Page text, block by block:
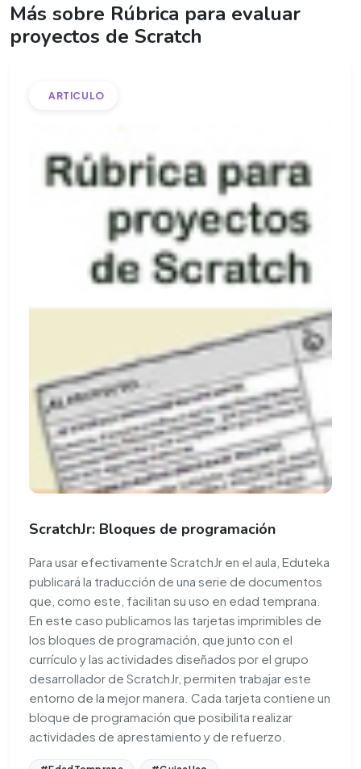
Más sobre Rúbrica para evaluar
proyectos de Scratch
ARTICULO
ScratchJr: Bloques de programación
Para usar efectivamente ScratchJr en el aula, Eduteka
publicará la traducción de una serie de documentos
que, como este, facilitan su uso en edad temprana.
En este caso publicamos las tarjetas imprimibles de
los bloques de programación, que junto con el
currículo y las actividades diseñados por el grupo
desarrollador de ScratchJr, permiten trabajar este
entorno de la mejor manera. Cada tarjeta contiene un
bloque de programación que posibilita realizar
actividades de aprestamiento y de refuerzo.